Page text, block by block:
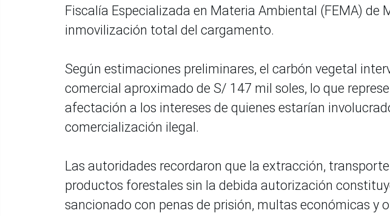
Fiscalía Especializada en Materia Ambiental (FEMA) de
inmovilización total del cargamento.
Según estimaciones preliminares, el carbón vegetal
comercial aproximado de S/ 147 mil soles, lo que
afectación a los intereses de quienes estarían
comercialización ilegal.
Las autoridades recordaron que la extracción,
productos forestales sin la debida autorización
sancionado con penas de prisión, multas económicas y